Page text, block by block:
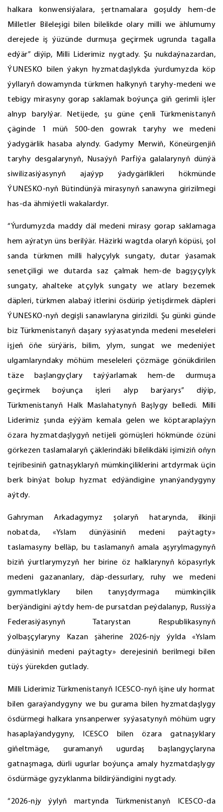
halkara konwensiýalara, şertnamalara goşuldy hem-de
Milletler Bileleşigi bilen bilelikde olary milli we ählumumy
derejede iş ýüzünde durmuşa geçirmek ugrunda tagalla
edýär” diýip, Milli Liderimiz nygtady. Şu nukdaýnazardan,
ÝUNESKO bilen ýakyn hyzmatdaşlykda ýurdumyzda köp
ýyllaryň dowamynda türkmen halkynyň taryhy-medeni we
tebigy mirasyny gorap saklamak boýunça giň gerimli işler
alnyp barylýar. Netijede, şu güne çenli Türkmenistanyň
çäginde 1 müň 500-den gowrak taryhy we medeni
ýadygärlik hasaba alyndy. Gadymy Merwiň, Köneürgenjiň
taryhy desgalarynyň, Nusaýyň Parfiýa galalarynyň dünýä
siwilizasiýasynyň ajaýyp ýadygärlikleri hökmünde
ÝUNESKO-nyň Bütindünýä mirasynyň sanawyna girizilmegi
has-da ähmiýetli wakalardyr.
“Ýurdumyzda maddy däl medeni mirasy gorap saklamaga
hem aýratyn üns berilýär. Häzirki wagtda olaryň köpüsi, şol
sanda türkmen milli halyçylyk sungaty, dutar ýasamak
senetçiligi we dutarda saz çalmak hem-de bagşyçylyk
sungaty, ahalteke atçylyk sungaty we atlary bezemek
däpleri, türkmen alabaý itlerini ösdürip ýetişdirmek däpleri
ÝUNESKO-nyň degişli sanawlaryna girizildi. Şu günki günde
biz Türkmenistanyň daşary syýasatynda medeni meseleleri
işjeň öňe sürýäris, bilim, ylym, sungat we medeniýet
ulgamlaryndaky möhüm meseleleri çözmäge gönükdirilen
täze başlangyçlary taýýarlamak hem-de durmuşa
geçirmek boýunça işleri alyp barýarys” diýip,
Türkmenistanyň Halk Maslahatynyň Başlygy belledi. Milli
Liderimiz şunda eýýäm kemala gelen we köptaraplaýyn
özara hyzmatdaşlygyň netijeli görnüşleri hökmünde özüni
görkezen taslamalaryň çäklerindäki bilelikdäki işimiziň oňyn
tejribesiniň gatnaşyklaryň mümkinçiliklerini artdyrmak üçin
berk binýat bolup hyzmat edýändigine ynanýandygyny
aýtdy.
Gahryman Arkadagymyz şolaryň hatarynda, ilkinji
nobatda, «Yslam dünýäsiniň medeni paýtagty»
taslamasyny belläp, bu taslamanyň amala aşyrylmagynyň
biziň ýurtlarymyzyň her birine öz halklarynyň köpasyrlyk
medeni gazananlary, däp-dessurlary, ruhy we medeni
gymmatlyklary bilen tanyşdyrmaga mümkinçilik
berýändigini aýtdy hem-de pursatdan peýdalanyp, Russiýa
Federasiýasynyň Tatarystan Respublikasynyň
ýolbaşçylaryny Kazan şäherine 2026-njy ýylda «Yslam
dünýäsiniň medeni paýtagty» derejesiniň berilmegi bilen
tüýs ýürekden gutlady.
Milli Liderimiz Türkmenistanyň ICESCO-nyň işine uly hormat
bilen garaýandygyny we bu gurama bilen hyzmatdaşlygy
ösdürmegi halkara ynsanperwer syýasatynyň möhüm ugry
hasaplaýandygyny, ICESCO bilen özara gatnaşyklary
giňeltmäge, guramanyň ugurdaş başlangyçlaryna
gatnaşmaga, dürli ugurlar boýunça amaly hyzmatdaşlygy
ösdürmäge gyzyklanma bildirýändigini nygtady.
“2026-njy ýylyň martynda Türkmenistanyň ICESCO-da